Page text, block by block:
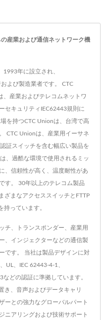
産業および通信ネットワーク機
1993年に設立され、
よび製造業者です。 CTC
、産業およびテレコムネットワ
セキュリティIEC62443規則に
を持つCTC Unionは、台湾で高
CTC Unionは、産業用イーサネ
証スイッチを含む幅広い製品を
、過酷な環境で使用されるミッ
、信頼性が高く、温度耐性があ
す。 30年以上のテレコム製品
ざまなアクセススイッチとFTTP
持っています。
チ、トランスポンダー、産業用
、インジェクターなどの通信製
です。 当社は製品デザインに対
UL、IEC 62443-4-1、
どの認証に準拠しています。
き、音声およびデータキャリ
ーとの強力なグローバルパート
ニアリングおよび技術サポート